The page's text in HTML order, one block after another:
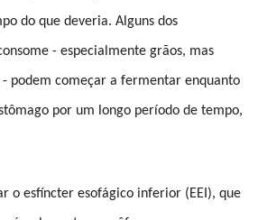
do que deveria. Alguns dos
- especialmente grãos, mas
podem começar a fermentar enquanto
por um longo período de tempo,
o esfíncter esofágico inferior (EEI), que